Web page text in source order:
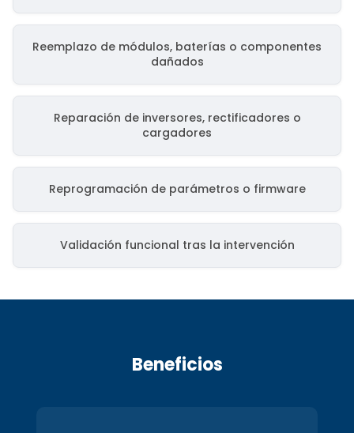
Reemplazo de módulos, baterías o componentes
dañados
Reparación de inversores, rectificadores o
cargadores
Reprogramación de parámetros o firmware
Validación funcional tras la intervención
Beneficios